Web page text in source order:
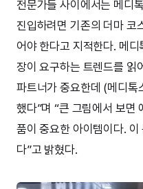
전문가들 사이에서는 메디
진입하려면 기존의 더마 코
어야 한다고 지적한다. 메디
장이 요구하는 트렌드를 읽
파트너가 중요한데 (메디톡
했다”며 “큰 그림에서 보면
품이 중요한 아이템이다.
다”고 밝혔다.